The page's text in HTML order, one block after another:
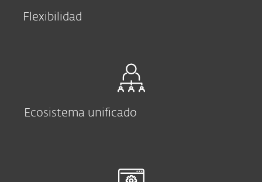
Flexibilidad
Ecosistema unificado